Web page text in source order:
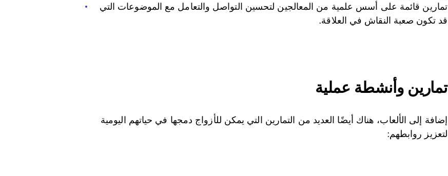
تمارين قائمة على أسس علمية من المعالجين لتحسين التواصل والتعامل مع الموضوعات التي
قد تكون صعبة النقاش في العلاقة.
تمارين وأنشطة عملية
إضافة إلى الألعاب، هناك أيضًا العديد من التمارين التي يمكن للأزواج دمجها في حياتهم اليومية
لتعزيز روابطهم: